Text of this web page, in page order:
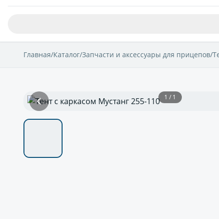
Главная/Каталог/Запчасти и аксессуары для прицепов/
1 / 1